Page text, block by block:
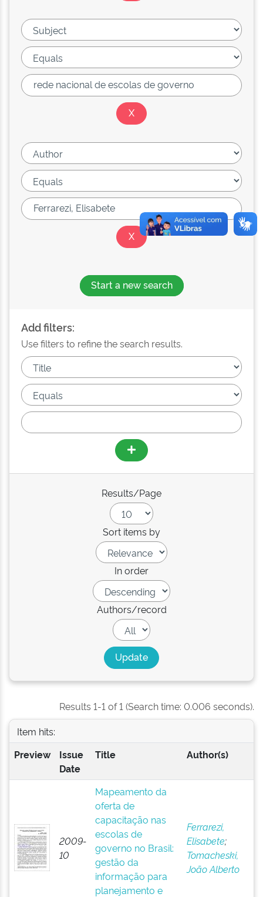
Start a new search
Add filters:
Use filters to refine the search results.
Results/Page
Sort items by
In order
Authors/record
Results 1-1 of 1 (Search time: 0.006 seconds).
Item hits:
Preview
Issue
Date
Title Author(s)
2009-
10
Mapeamento da
oferta de
capacitação nas
escolas de
governo no Brasil:
gestão da
informação para
planejamento e
Ferrarezi,
Elisabete;
Tomacheski,
João Alberto